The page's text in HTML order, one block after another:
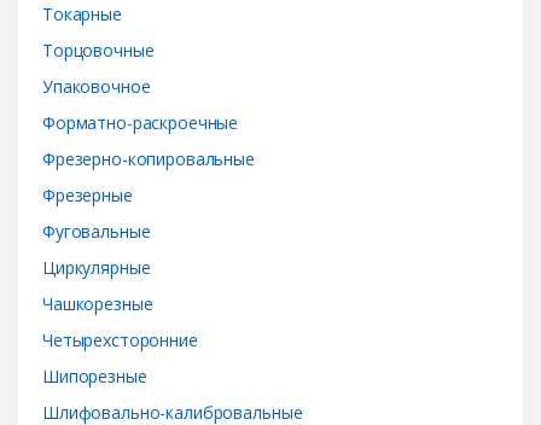
Токарные
Торцовочные
Упаковочное
Форматно-раскроечные
Фрезерно-копировальные
Фрезерные
Фуговальные
Циркулярные
Чашкорезные
Четырехсторонние
Шипорезные
Шлифовально-калибровальные